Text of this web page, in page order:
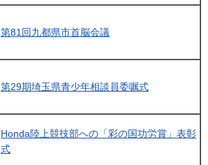
第81回九都県市首脳会議
第29期埼玉県青少年相談員委嘱式
Honda陸上競技部への「彩の国功労賞」表彰
式